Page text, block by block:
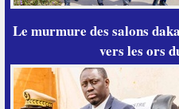
Le murmure des salons
vers les ors